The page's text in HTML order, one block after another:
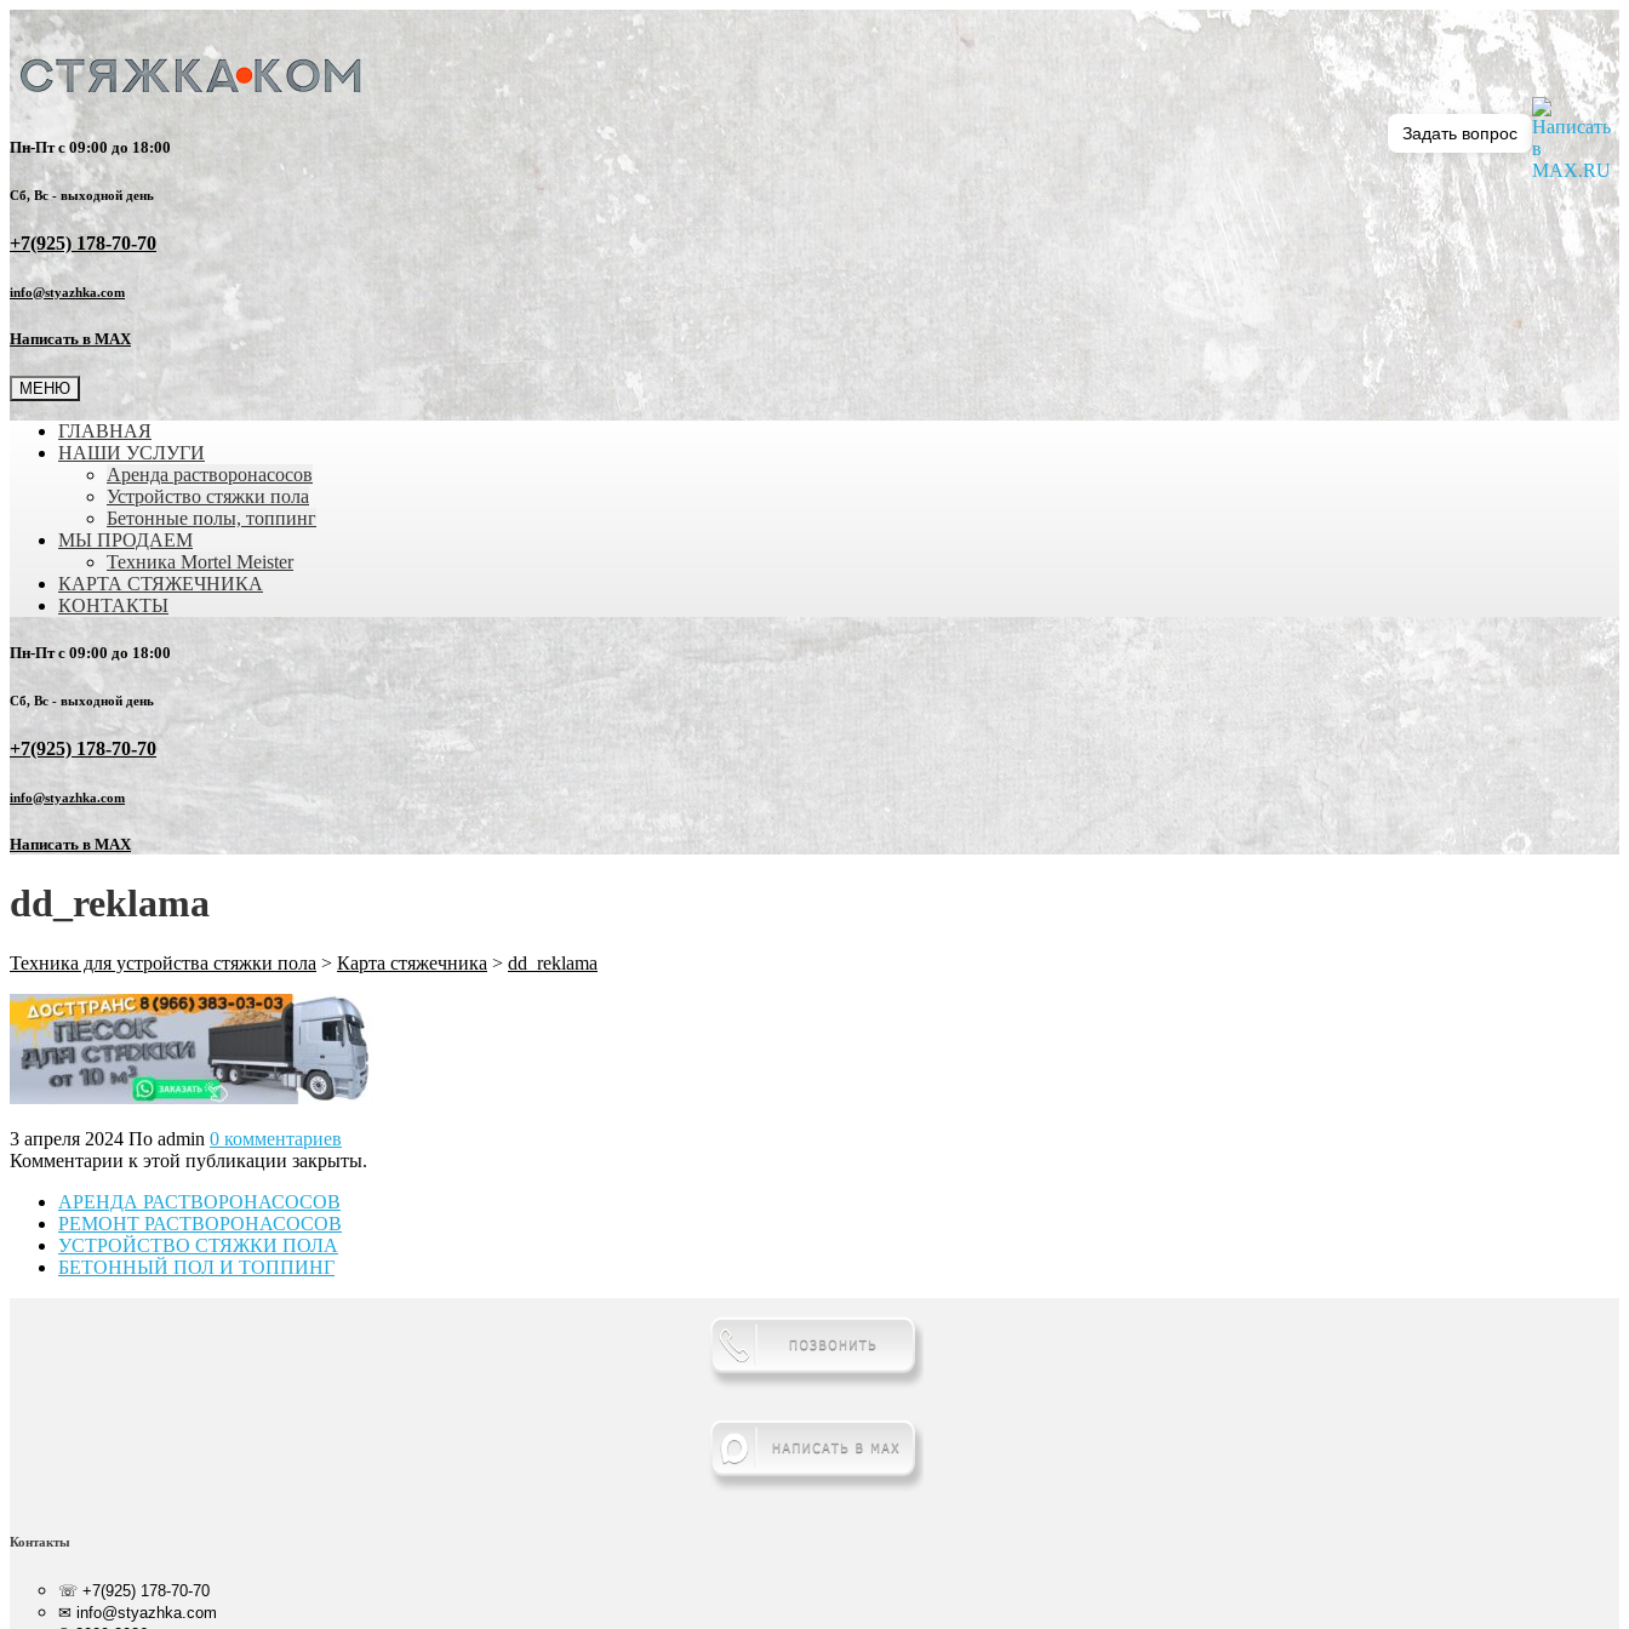
Пн-Пт с 09:00 до 18:00
Сб, Вс - выходной день
+7(925) 178-70-70
info@styazhka.com
Написать в MAX
МЕНЮ
ГЛАВНАЯ
НАШИ УСЛУГИ
Аренда растворонасосов
Устройство стяжки пола
Бетонные полы, топпинг
МЫ ПРОДАЕМ
Техника Mortel Meister
КАРТА СТЯЖЕЧНИКА
КОНТАКТЫ
Пн-Пт с 09:00 до 18:00
Сб, Вс - выходной день
+7(925) 178-70-70
info@styazhka.com
Написать в MAX
dd_reklama
Техника для устройства стяжки пола > Карта стяжечника > dd_reklama
3 апреля 2024 По admin 0 комментариев
Комментарии к этой публикации закрыты.
АРЕНДА РАСТВОРОНАСОСОВ
РЕМОНТ РАСТВОРОНАСОСОВ
УСТРОЙСТВО СТЯЖКИ ПОЛА
БЕТОННЫЙ ПОЛ И ТОППИНГ
Контакты
☏ +7(925) 178-70-70
✉ info@styazhka.com
Задать вопрос